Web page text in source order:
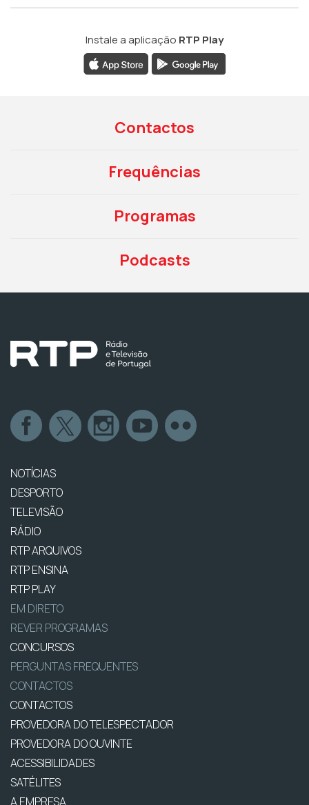
Instale a aplicação RTP Play
Contactos
Frequências
Programas
Podcasts
NOTÍCIAS
DESPORTO
TELEVISÃO
RÁDIO
RTP ARQUIVOS
RTP ENSINA
RTP PLAY
EM DIRETO
REVER PROGRAMAS
CONCURSOS
PERGUNTAS FREQUENTES
CONTACTOS
CONTACTOS
PROVEDORA DO TELESPECTADOR
PROVEDORA DO OUVINTE
ACESSIBILIDADES
SATÉLITES
A EMPRESA